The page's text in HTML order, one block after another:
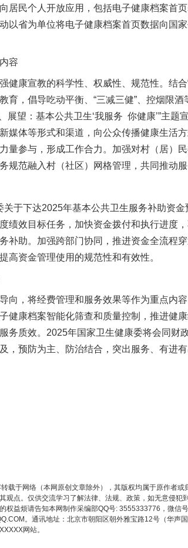
居民个人开放应用，包括电子健康档案首
以省为单位将电子健康档案首页数据向国
容
康宣教的科学性、权威性、规范性。结合
育，倡导吃动平衡、“三减三健”、控烟限
展望：基本公共卫生‘我服务 你健康’”主
媒体等形式和渠道，向公众传播健康生活
量参与，形成工作合力。加强对村（居）
规范融入村（社区）网格管理，共同推动服
下达2025年基本公共卫生服务补助资金
绩效目标任务，加快资金拨付和执行进度
补助。加强跨部门协同，推进资金全流程
高资金管理使用的规范性和有效性。
，将经费管理和服务效果等作为重点内
健康档案智能化筛查和质量控制，推进健
务质效。2025年国家卫生健康委将会同财
，预防为主、防治结合，突出服务、有进
载于网络（本网原创文章除外），其版权均属于原作者
观点。仅供交流学习了解法律、法规、政策，如无意侵
权益烦请告知本网制作采编部QQ号: 3555333776，微
。通讯地址：北京市朝阳区朝外雅宝路12号（华声
网站。
茶叶“炒上天”